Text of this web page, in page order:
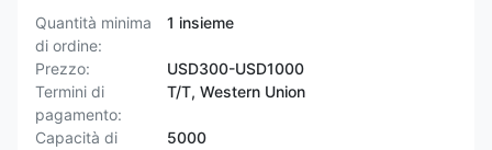
Quantità minima
di ordine:
1 insieme
Prezzo:
USD300-USD1000
Termini di
pagamento:
T/T, Western Union
Capacità di
5000